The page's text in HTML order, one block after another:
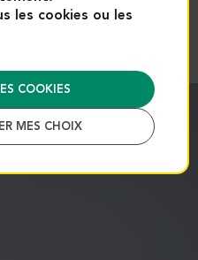
les cookies ou les
COOKIES
MES CHOIX